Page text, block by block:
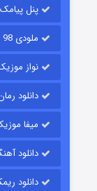
پنل پیامک
ملودی 98
نواز
دانلود
میفا
دانلود
دانلود